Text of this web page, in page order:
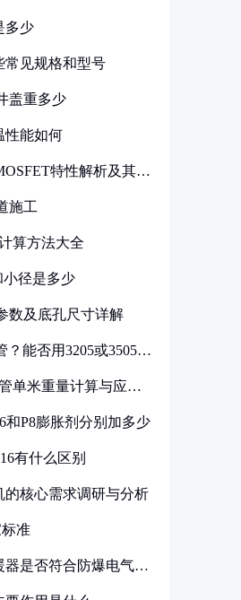
多少
常见规格和型号
盖重多少
性能如何
特性解析及其在
施工
算方法大全
径是多少
数及底孔尺寸详解
？能否用3205或3505代
单米重量计算与应用
和P8膨胀剂分别加多少
有什么区别
的核心需求调研与分析
准
器是否符合防爆电气设